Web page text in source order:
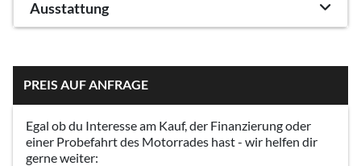
Ausstattung
PREIS AUF ANFRAGE
Egal ob du Interesse am Kauf, der Finanzierung oder
einer Probefahrt des Motorrades hast - wir helfen dir
gerne weiter: